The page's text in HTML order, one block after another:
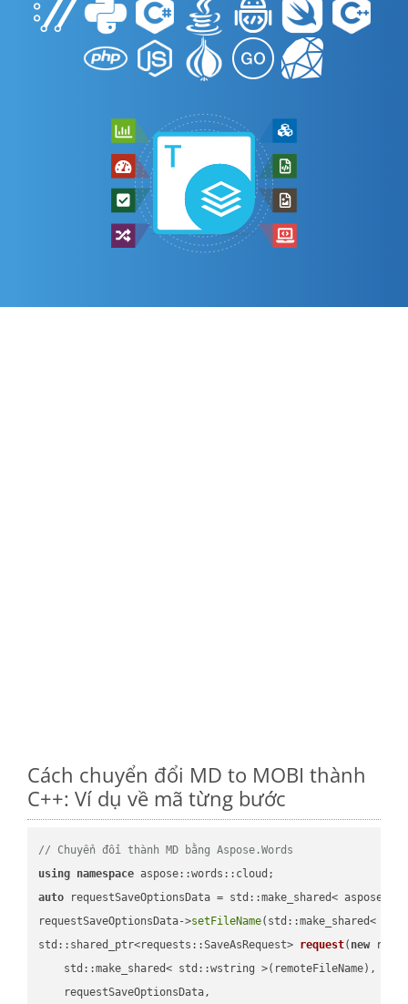
Cách chuyển đổi MD to MOBI thành
C++: Ví dụ về mã từng bước
// Chuyển đổi thành MD bằng Aspose.Words
using namespace
auto requestSaveOptionsData = std::make_shared<
requestSaveOptionsData->setFileName(std::make_shared<
std::shared_ptr<requests::SaveAsRequest> request( new
    std::make_shared< std::wstring >(remoteFileName),
    requestSaveOptionsData,